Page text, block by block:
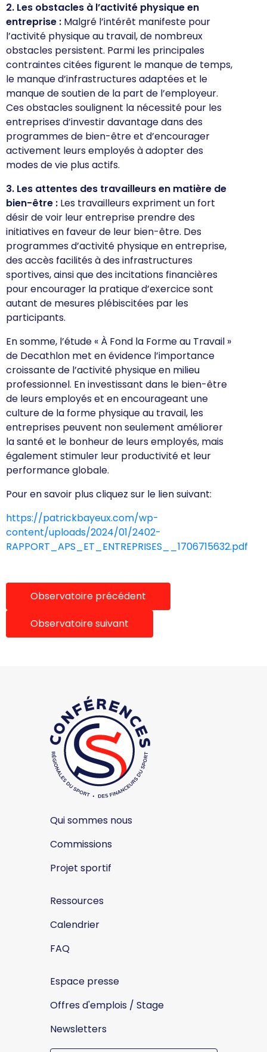
2. Les obstacles à l’activité physique en
entreprise : Malgré l’intérêt manifeste pour
l’activité physique au travail, de nombreux
obstacles persistent. Parmi les principales
contraintes citées figurent le manque de temps,
le manque d’infrastructures adaptées et le
manque de soutien de la part de l’employeur.
Ces obstacles soulignent la nécessité pour les
entreprises d’investir davantage dans des
programmes de bien-être et d’encourager
activement leurs employés à adopter des
modes de vie plus actifs.
3. Les attentes des travailleurs en matière de
bien-être : Les travailleurs expriment un fort
désir de voir leur entreprise prendre des
initiatives en faveur de leur bien-être. Des
programmes d’activité physique en entreprise,
des accès facilités à des infrastructures
sportives, ainsi que des incitations financières
pour encourager la pratique d’exercice sont
autant de mesures plébiscitées par les
participants.
En somme, l’étude « À Fond la Forme au Travail »
de Decathlon met en évidence l’importance
croissante de l’activité physique en milieu
professionnel. En investissant dans le bien-être
de leurs employés et en encourageant une
culture de la forme physique au travail, les
entreprises peuvent non seulement améliorer
la santé et le bonheur de leurs employés, mais
également stimuler leur productivité et leur
performance globale.
Pour en savoir plus cliquez sur le lien suivant:
https://patrickbayeux.com/wp-
content/uploads/2024/01/2402-
RAPPORT_APS_ET_ENTREPRISES__1706715632.pdf
Observatoire précédent
Observatoire suivant
Qui sommes nous
Commissions
Projet sportif
Ressources
Calendrier
FAQ
Espace presse
Offres d'emplois / Stage
Newsletters